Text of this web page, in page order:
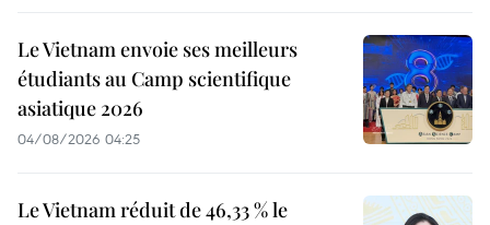
Le Vietnam envoie ses meilleurs
étudiants au Camp scientifique
asiatique 2026
04/08/2026 04:25
Le Vietnam réduit de 46,33 % le